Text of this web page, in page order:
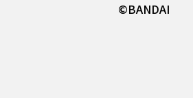
©BANDAI